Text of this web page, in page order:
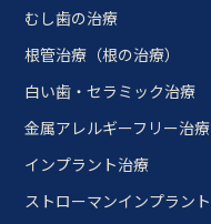
むし歯の治療
根管治療（根の治療）
白い歯・セラミック治療
金属アレルギーフリー治療
インプラント治療
ストローマンインプラント